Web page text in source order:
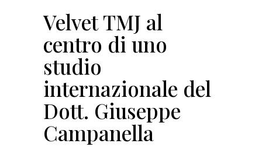
Velvet TMJ al
centro di uno
studio
internazionale del
Dott. Giuseppe
Campanella